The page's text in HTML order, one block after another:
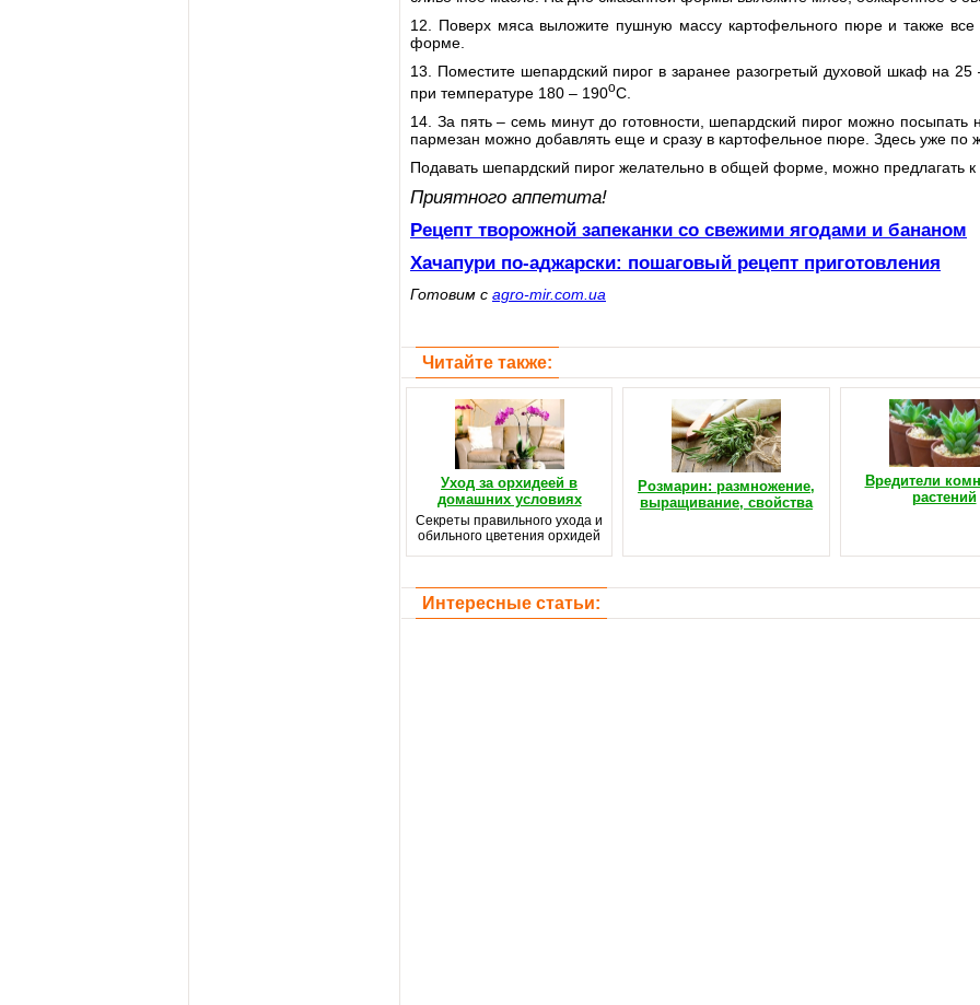
12. Поверх мяса выложите пушную массу картофельного пюре и также все
форме.
13. Поместите шепардский пирог в заранее разогретый духовой шкаф на
при температуре 180 – 190оС.
14. За пять – семь минут до готовности, шепардский пирог можно посыпать
пармезан можно добавлять еще и сразу в картофельное пюре. Здесь уже по
Подавать шепардский пирог желательно в общей форме, можно предлагать
Приятного аппетита!
Рецепт творожной запеканки со свежими ягодами и бананом
Хачапури по-аджарски: пошаговый рецепт приготовления
Готовим с agro-mir.com.ua
Читайте также:
Уход за орхидеей в
домашних условиях
Секреты правильного ухода и
обильного цветения орхидей
Розмарин: размножение,
выращивание, свойства
Вредители
растений
Интересные статьи: